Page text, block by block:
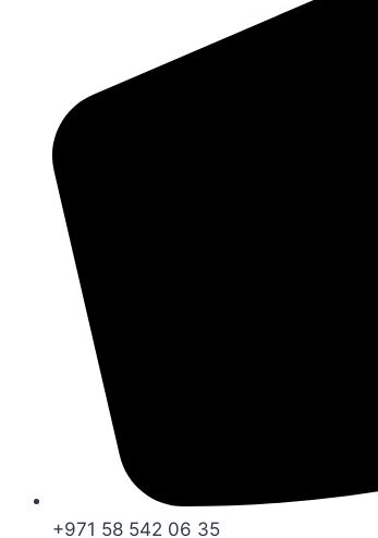
+971 58 542 06 35